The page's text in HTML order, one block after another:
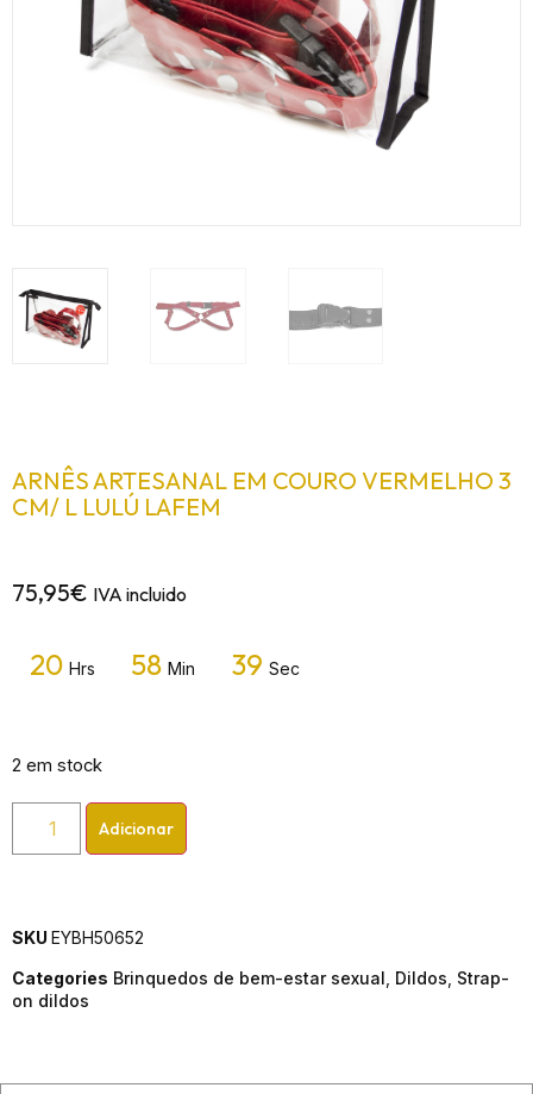
ARNÊS ARTESANAL EM COURO VERMELHO 3
CM/ L LULÚ LAFEM
75,95€ IVA incluido
20 Hrs 58 Min 39 Sec
2 em stock
Adicionar
SKU EYBH50652
Categories Brinquedos de bem-estar sexual Dildos Strap-
on dildos